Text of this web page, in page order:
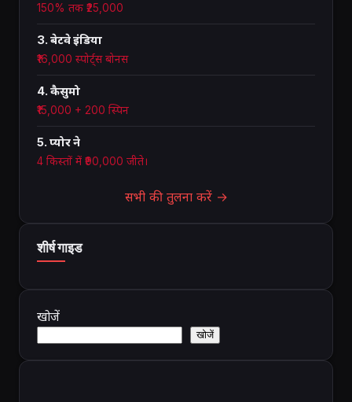
150% तक ₹25,000
3. बेटवे इंडिया
₹16,000 स्पोर्ट्स बोनस
4. कैसुमो
₹15,000 + 200 स्पिन
5. प्योर ने
4 किस्तों में ₹90,000 जीते।
सभी की तुलना करें →
शीर्ष गाइड
खोजें
खोजें